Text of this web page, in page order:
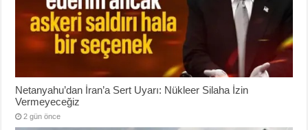
Netanyahu’dan İran’a Sert Uyarı: Nükleer Silaha İzin
Vermeyeceğiz
2 gün önce